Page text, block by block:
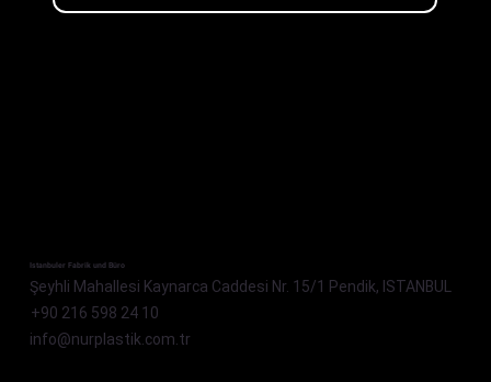
Istanbuler Fabrik und Büro
Şeyhli Mahallesi Kaynarca Caddesi Nr. 15/1 Pendik, ISTANBUL
+90 216 598 24 10
info@nurplastik.com.tr